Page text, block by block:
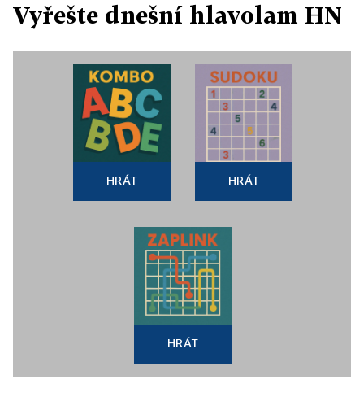
Vyřešte dnešní hlavolam HN
HRÁT HRÁT
HRÁT